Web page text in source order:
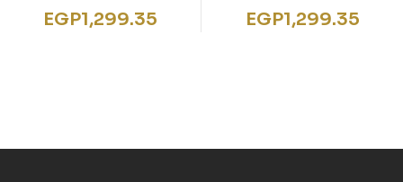
ferme
EGP1,299.35
J’apprends l’anglais
EGP1,299.35